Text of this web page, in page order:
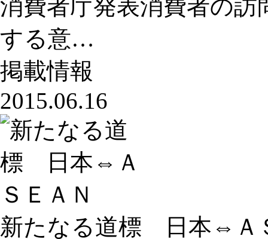
消費者庁発表消費者の訪
する意…
掲載情報
2015.06.16
新たなる道標 日本⇔Ａ